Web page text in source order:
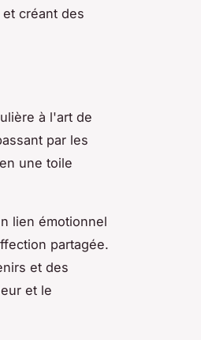
créant des
à l'art de
par les
une toile
lien émotionnel
partagée.
et des
et le